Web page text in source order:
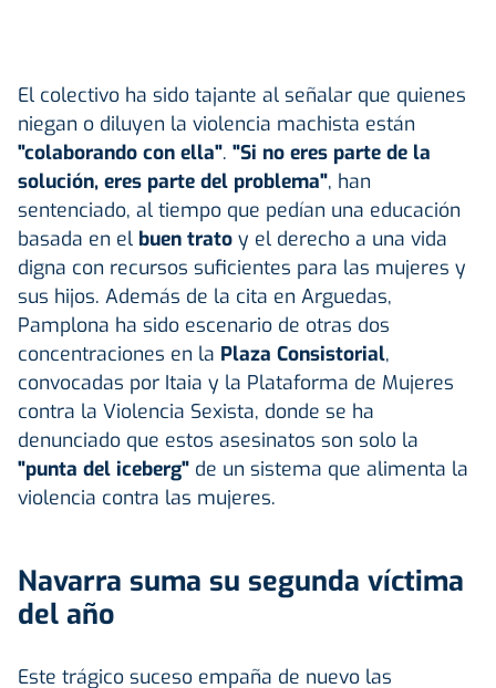
El colectivo ha sido tajante al señalar que quienes
niegan o diluyen la violencia machista están
"colaborando con ella". "Si no eres parte de la
solución, eres parte del problema", han
sentenciado, al tiempo que pedían una educación
basada en el buen trato y el derecho a una vida
digna con recursos suficientes para las mujeres y
sus hijos. Además de la cita en Arguedas,
Pamplona ha sido escenario de otras dos
concentraciones en la Plaza Consistorial,
convocadas por Itaia y la Plataforma de Mujeres
contra la Violencia Sexista, donde se ha
denunciado que estos asesinatos son solo la
"punta del iceberg" de un sistema que alimenta la
violencia contra las mujeres.
Navarra suma su segunda víctima
del año
Este trágico suceso empaña de nuevo las